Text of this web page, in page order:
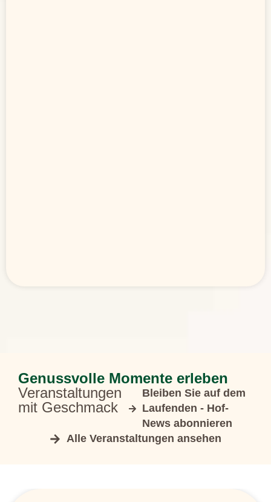
Genussvolle Momente erleben
Veranstaltungen
mit Geschmack
Bleiben Sie auf dem
Laufenden - Hof-
News abonnieren
Alle Veranstaltungen ansehen